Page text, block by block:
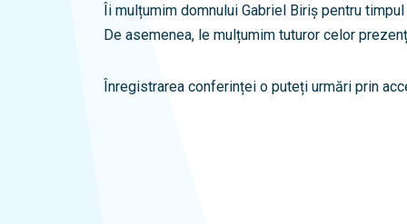
Îi mulțumim domnului Gabriel Biriș pentru
De asemenea, le mulțumim tuturor celor
Înregistrarea conferinței o puteți urmări prin